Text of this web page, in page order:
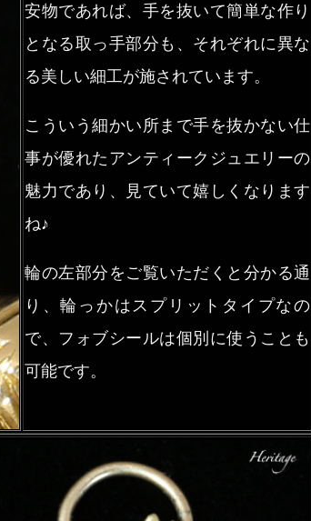
安物であれば、手を抜いて簡単な作り
となる取っ手部分も、それぞれに異な
る美しい細工が施されています。
こういう細かい所まで手を抜かない仕
事が優れたアンティークジュエリーの
魅力であり、見ていて嬉しくなります
ね♪
輪の左部分をご覧いただくと分かる通
り、輪っかはスプリットタイプなの
で、フォブシールは個別に使うことも
可能です。